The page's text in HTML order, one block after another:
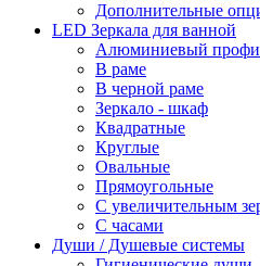
Дополнительные
LED Зеркала для ванной
Алюминиевый
В раме
В черной раме
Зеркало - шкаф
Квадратные
Круглые
Овальные
Прямоугольные
С увеличительным
С часами
Души / Душевые системы